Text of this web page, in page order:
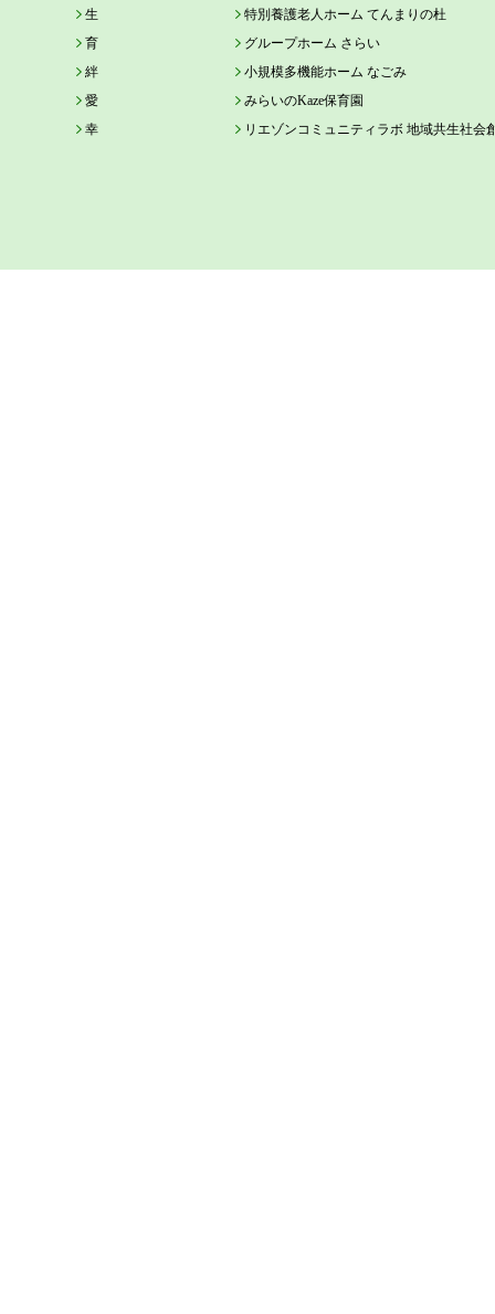
生
育
絆
愛
幸
特別養護老人ホーム てんまりの杜
グループホーム さらい
小規模多機能ホーム なごみ
みらいのKaze保育園
リエゾンコミュニティラボ 地域共生社会